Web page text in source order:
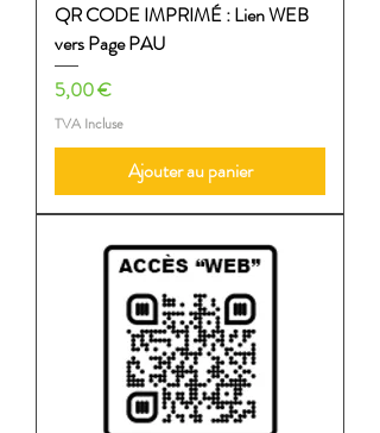
QR CODE IMPRIMÉ : Lien WEB
vers Page PAU
Prix
5,00 €
TVA Incluse
Ajouter au panier